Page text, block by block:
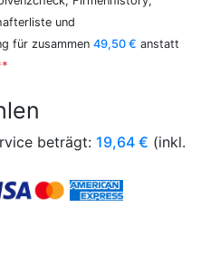
und
für zusammen 49,50 € anstatt
beträgt: 19,64 € (inkl.